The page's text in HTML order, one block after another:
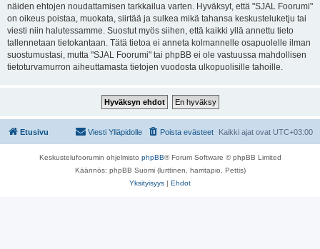
näiden ehtojen noudattamisen tarkkailua varten. Hyväksyt, että "SJAL Foorumi"
on oikeus poistaa, muokata, siirtää ja sulkea mikä tahansa keskusteluketju tai
viesti niin halutessamme. Suostut myös siihen, että kaikki yllä annettu tieto
tallennetaan tietokantaan. Tätä tietoa ei anneta kolmannelle osapuolelle ilman
suostumustasi, mutta "SJAL Foorumi" tai phpBB ei ole vastuussa mahdollisen
tietoturvamurron aiheuttamasta tietojen vuodosta ulkopuolisille tahoille.
Etusivu Kaikki ajat ovat UTC+03:00
Poista evästeet
Viesti Ylläpidolle
Keskustelufoorumin ohjelmisto phpBB® Forum Software © phpBB Limited
Käännös: phpBB Suomi (lurttinen, harritapio, Pettis)
Yksityisyys | Ehdot